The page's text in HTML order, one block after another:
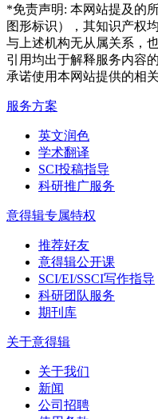
*免责声明: 本网站提及的
图形标识），其知识产权
与上述机构无从属关系，
引用均出于解释服务内容
承诺使用本网站提供的相
服务方案
英文润色
学术翻译
SCI投稿指导
科研推广服务
意得辑专属特权
推荐好友
意得辑公开课
SCI/EI/SSCI写作指导
科研团队服务
期刊库
关于意得辑
关于我们
新闻
公司招聘